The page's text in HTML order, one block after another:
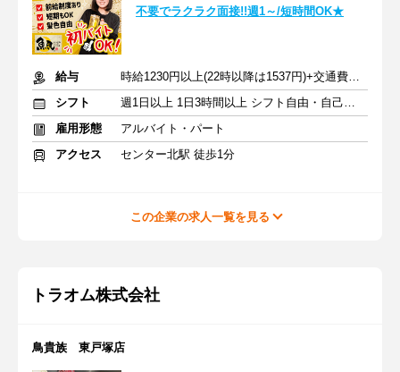
不要でラクラク面接!!週1～/短時間OK★
給与
時給1230円以上(22時以降は1537円)+交通費規定内支給
シフト
週1日以上 1日3時間以上 シフト自由・自己申告
雇用形態
アルバイト・パート
アクセス
センター北駅 徒歩1分
この企業の求人一覧を見る
トラオム株式会社
鳥貴族 東戸塚店